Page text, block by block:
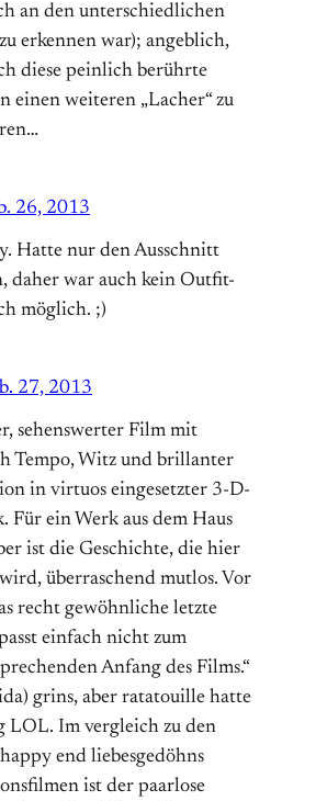
an den unterschiedlichen
erkennen war); angeblich,
diese peinlich berührte
einen weiteren „Lacher“ zu
26, 2013
Hatte nur den Ausschnitt
daher war auch kein Outfit-
möglich. ;)
27, 2013
sehenswerter Film mit
Tempo, Witz und brillanter
in virtuos eingesetzter 3-D-
Für ein Werk aus dem Haus
ist die Geschichte, die hier
überraschend mutlos. Vor
recht gewöhnliche letzte
einfach nicht zum
Anfang des Films.“
grins, aber ratatouille hatte
LOL. Im vergleich zu den
end liebesgedöhns
ist der paarlose